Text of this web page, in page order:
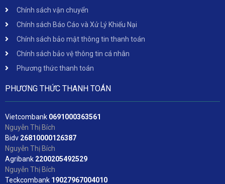
Chính sách vận chuyển
Chính sách Báo Cáo và Xử Lý Khiếu Nại
Chính sách bảo mật thông tin thanh toán
Chính sách bảo vệ thông tin cá nhân
Phương thức thanh toán
PHƯƠNG THỨC THANH TOÁN
Vietcombank 0691000363561
Nguyễn Thị Bích
Bidv 26810000126387
Nguyễn Thị Bích
Agribank 2200205492529
Nguyễn Thị Bích
Teckcombank 19027967004010